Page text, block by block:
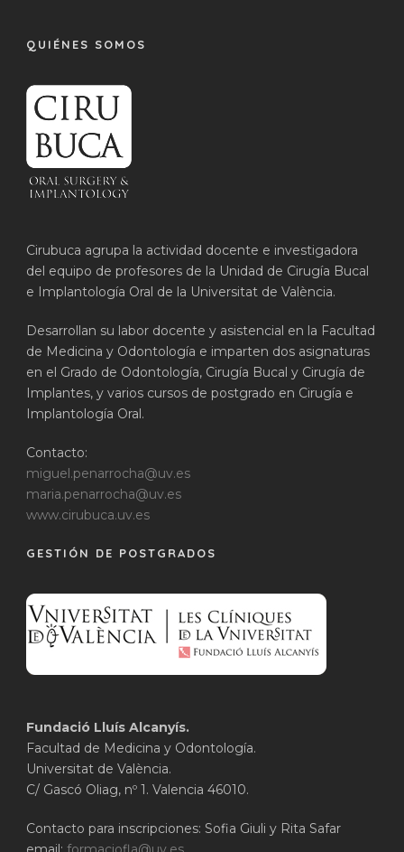
QUIÉNES SOMOS
Cirubuca agrupa la actividad docente e investigadora
del equipo de profesores de la Unidad de Cirugía Bucal
e Implantología Oral de la Universitat de València.
Desarrollan su labor docente y asistencial en la Facultad
de Medicina y Odontología e imparten dos asignaturas
en el Grado de Odontología, Cirugía Bucal y Cirugía de
Implantes, y varios cursos de postgrado en Cirugía e
Implantología Oral.
Contacto:
miguel.penarrocha@uv.es
maria.penarrocha@uv.es
www.cirubuca.uv.es
GESTIÓN DE POSTGRADOS
Fundació Lluís Alcanyís.
Facultad de Medicina y Odontología.
Universitat de València.
C/ Gascó Oliag, nº 1. Valencia 46010.
Contacto para inscripciones: Sofia Giuli y Rita Safar